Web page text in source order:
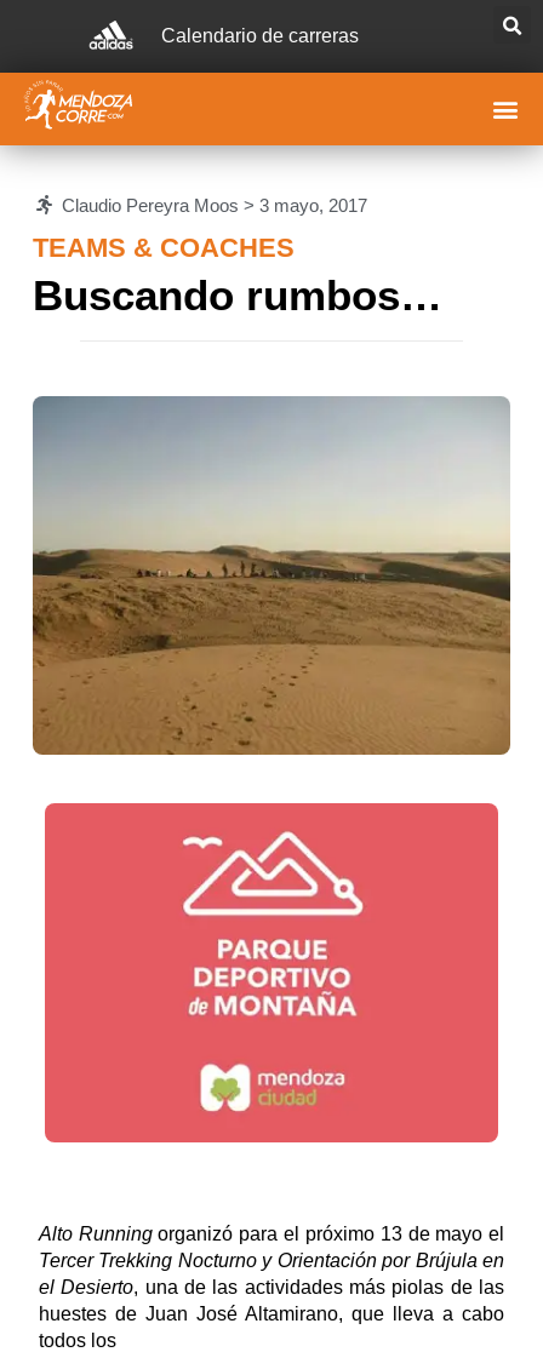
Calendario de carreras
Claudio Pereyra Moos > 3 mayo, 2017
TEAMS & COACHES
Buscando rumbos…
Alto Runningorganizó para el próximo 13 de mayo el
Tercer Trekking Nocturno y Orientación por Brújula en
el Desierto, una de las actividades más piolas de las
huestes de Juan José Altamirano, que lleva a cabo
todos los